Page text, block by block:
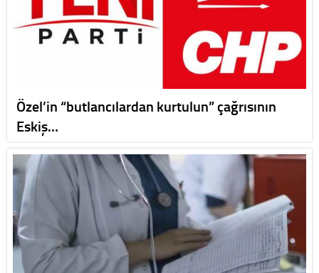
Özel’in “butlancılardan kurtulun” çağrısının
Eskiş…